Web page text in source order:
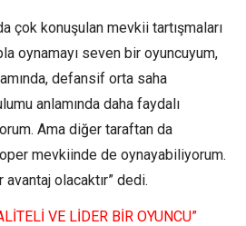
çok konuşulan mevkii tartışmaları
oynamayı seven bir oyuncuyum,
defansif orta saha
anlamında daha faydalı
Ama diğer taraftan da
mevkiinde de oynayabiliyorum.
olacaktır” dedi.
VE LİDER BİR OYUNCU”